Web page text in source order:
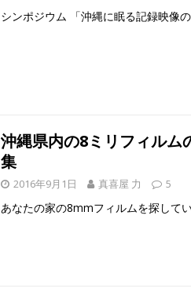
シンポジウム 「沖縄に眠る記録映像
沖縄県内の8ミリフィルム
集
2016年9月1日 真喜屋 力 5
あなたの家の8mmフィルムを探して